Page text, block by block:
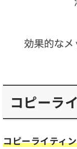
コピーラ
コピーライティ